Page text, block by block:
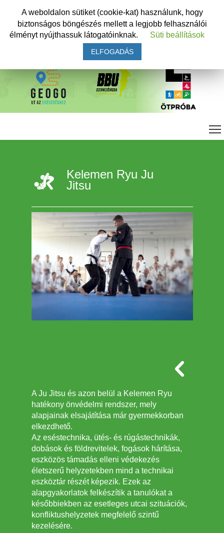
Kelemen Ryu Ju
Jitsu
A Ju Jitsu és azon belül a Kelemen Ryu
hatékony önvédelmi rendszer, mely
alapjainak elsajátítása már gyermekkorban
elkezdhető.
Az eséstechnika, ütés- és rúgástechnikák,
dobások és földrevitelek, fogások hárítása,
eszközös támadás elleni védekezés
életszerű helyzetekben mind a technikai
eszköztár részét képezik. Ezek az
alapgyakorlatok felkészítik a tanulókat a
későbbiekben az esetleges utcai szituációk,
konfliktushelyzetek megfelelő szintű
kezelésére.
A weboldalon sütiket (cookie-kat) használunk, hogy
biztonságos böngészés mellett a legjobb felhasználói
élményt nyújthassuk látogatóinknak.
Süti beállítások
ELFOGADÁS